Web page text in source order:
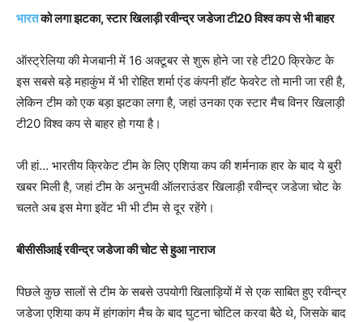
भारतको लगा झटका, स्टार खिलाड़ी रवीन्द्र जडेजा टी20 विश्व कप से भी बाहर
ऑस्ट्रेलिया की मेजबानी में 16 अक्टूबर से शुरू होने जा रहे टी20 क्रिकेट के
इस सबसे बड़े महाकुंभ में भी रोहित शर्मा एंड कंपनी हॉट फेवरेट तो मानी जा रही है,
लेकिन टीम को एक बड़ा झटका लगा है, जहां उनका एक स्टार मैच विनर खिलाड़ी
टी20 विश्व कप से बाहर हो गया है।
जी हां… भारतीय क्रिकेट टीम के लिए एशिया कप की शर्मनाक हार के बाद ये बुरी
खबर मिली है, जहां टीम के अनुभवी ऑलराउंडर खिलाड़ी रवीन्द्र जडेजा चोट के
चलते अब इस मेगा इवेंट भी भी टीम से दूर रहेंगे।
बीसीसीआई रवीन्द्र जडेजा की चोट से हुआ नाराज
पिछले कुछ सालों से टीम के सबसे उपयोगी खिलाड़ियों में से एक साबित हुए रवीन्द्र
जडेजा एशिया कप में हांगकांग मैच के बाद घुटना चोटिल करवा बैठे थे, जिसके बाद